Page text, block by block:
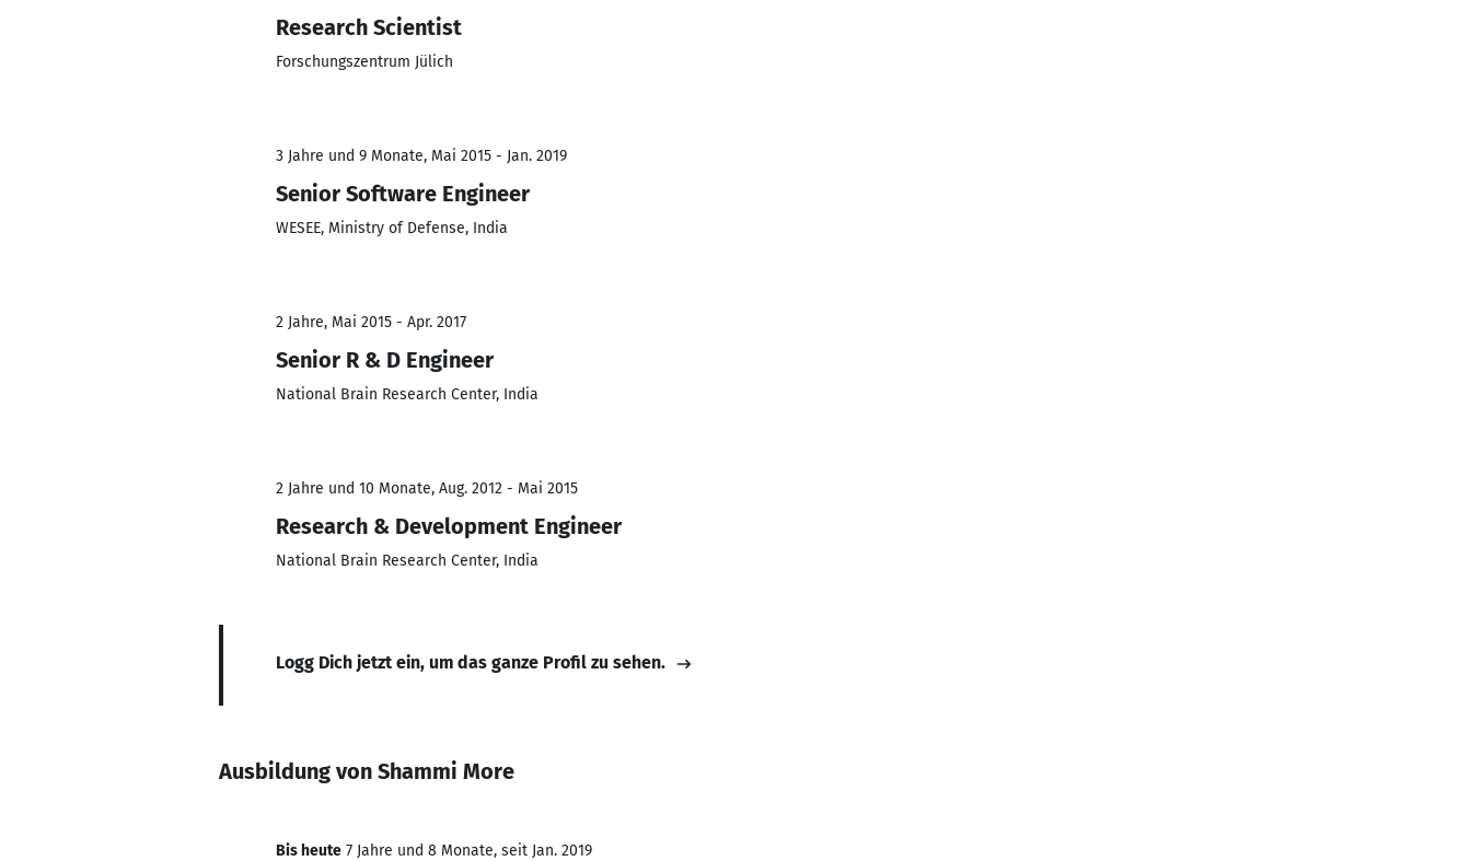
Research Scientist
Forschungszentrum Jülich
3 Jahre und 9 Monate, Mai 2015 - Jan. 2019
Senior Software Engineer
WESEE, Ministry of Defense, India
2 Jahre, Mai 2015 - Apr. 2017
Senior R & D Engineer
National Brain Research Center, India
2 Jahre und 10 Monate, Aug. 2012 - Mai 2015
Research & Development Engineer
National Brain Research Center, India
Logg Dich jetzt ein, um das ganze Profil zu sehen.
Ausbildung von Shammi More
Bis heute 7 Jahre und 8 Monate, seit Jan. 2019